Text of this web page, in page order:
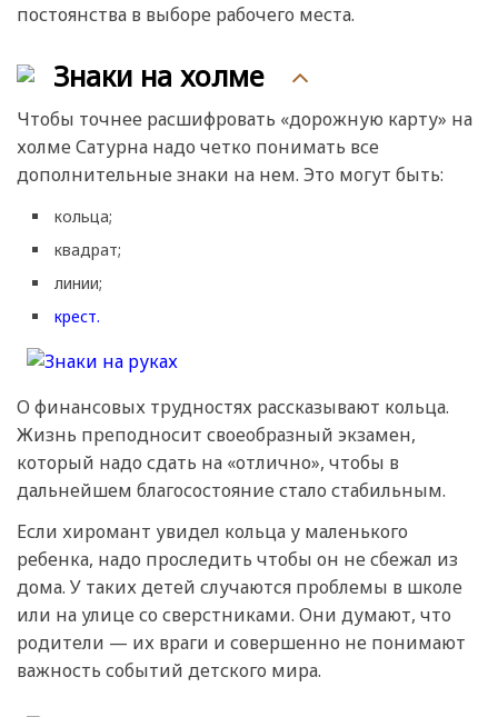
постоянства в выборе рабочего места.
Знаки на холме
Чтобы точнее расшифровать «дорожную карту» на
холме Сатурна надо четко понимать все
дополнительные знаки на нем. Это могут быть:
кольца;
квадрат;
линии;
крест.
О финансовых трудностях рассказывают кольца.
Жизнь преподносит своеобразный экзамен,
который надо сдать на «отлично», чтобы в
дальнейшем благосостояние стало стабильным.
Если хиромант увидел кольца у маленького
ребенка, надо проследить чтобы он не сбежал из
дома. У таких детей случаются проблемы в школе
или на улице со сверстниками. Они думают, что
родители — их враги и совершенно не понимают
важность событий детского мира.